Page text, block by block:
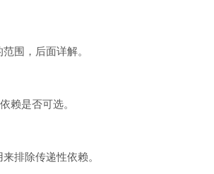
围，后面详解。
赖是否可选。
排除传递性依赖。